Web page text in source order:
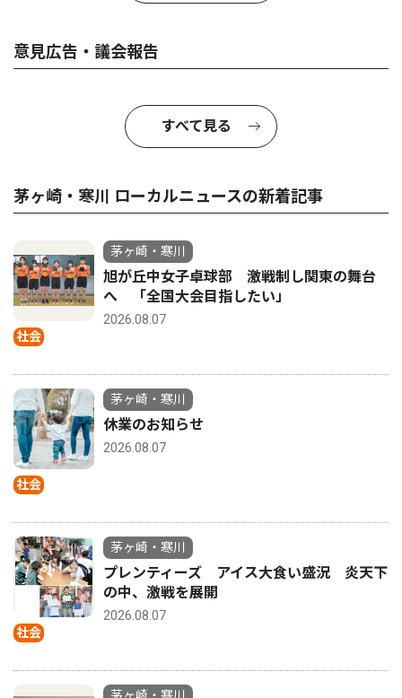
意見広告・議会報告
すべて見る
茅ヶ崎・寒川 ローカルニュースの新着記事
社会
茅ヶ崎・寒川
旭が丘中女子卓球部 激戦制し関東の舞台
へ 「全国大会目指したい」
2026.08.07
社会
茅ヶ崎・寒川
休業のお知らせ
2026.08.07
社会
茅ヶ崎・寒川
プレンティーズ アイス大食い盛況 炎天下
の中、激戦を展開
2026.08.07
茅ヶ崎・寒川